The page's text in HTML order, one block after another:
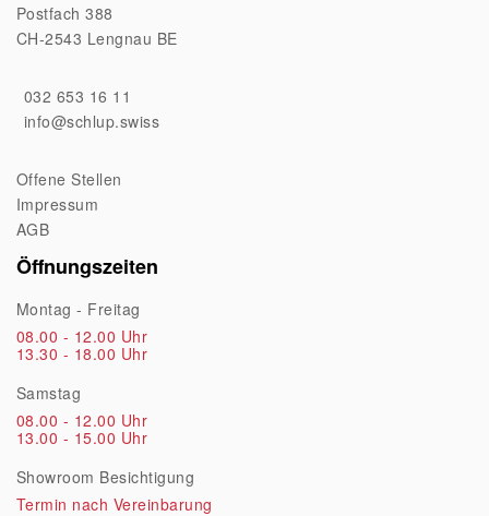
Postfach 388
CH-2543 Lengnau BE
032 653 16 11
info@schlup.swiss
Offene Stellen
Impressum
AGB
Öffnungszeiten
Montag - Freitag
08.00 - 12.00 Uhr
13.30 - 18.00 Uhr
Samstag
08.00 - 12.00 Uhr
13.00 - 15.00 Uhr
Showroom Besichtigung
Termin nach Vereinbarung